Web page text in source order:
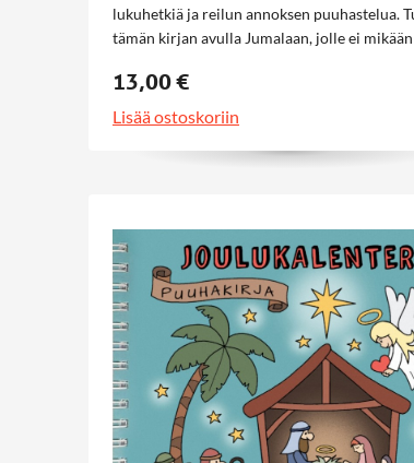
lukuhetkiä ja reilun annoksen puuhastelua.
tämän kirjan avulla Jumalaan, jolle ei
Sisältää useita Raamatun kertomuksia
13,00 €
Lisää ostoskoriin